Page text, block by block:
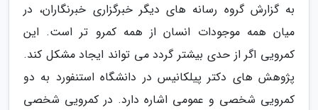
به گزارش گروه رسانه های دیگر خبرگزاری خبرنگاران، در
میان همه موجودات انسان از همه کمرو تر است. این
کمرویی اگر از حدی بیشتر گردد می تواند ایجاد مشکل کند.
پژوهش های دکتر پیلکانیس در دانشگاه استنفورد به دو
کمرویی شخصی و عمومی اشاره دارد. در کمرویی شخصی